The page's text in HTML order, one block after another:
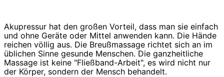
Akupressur hat den großen Vorteil, dass man sie einfach
und ohne Geräte oder Mittel anwenden kann. Die Hände
reichen völlig aus. Die Breußmassage richtet sich an im
üblichen Sinne gesunde Menschen. Die ganzheitliche
Massage ist keine "Fließband-Arbeit", es wird nicht nur
der Körper, sondern der Mensch behandelt.